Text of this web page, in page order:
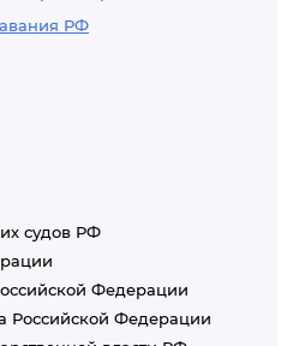
РФ
судов РФ
Федерации
Российской Федерации